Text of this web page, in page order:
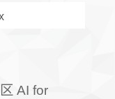
AI for